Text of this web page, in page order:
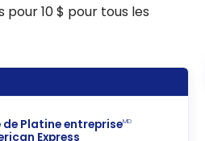
pour 10 $ pour tous les
de Platine entrepriseMD
Express